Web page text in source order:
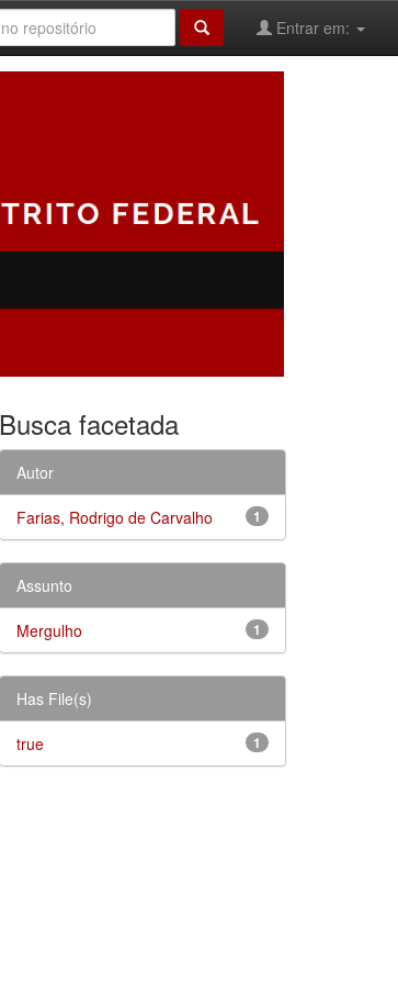
Entrar em:
Busca facetada
Autor
1
Farias, Rodrigo de Carvalho
Assunto
1
Mergulho
Has File(s)
1
true